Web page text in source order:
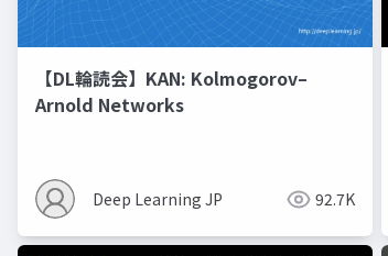
【DL輪読会】KAN: Kolmogorov–
Arnold Networks
Deep Learning JP 92.7K